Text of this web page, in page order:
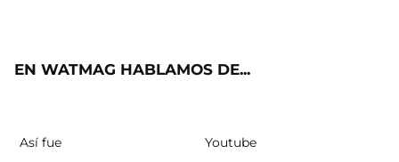
EN WATMAG HABLAMOS DE...
Así fue Youtube